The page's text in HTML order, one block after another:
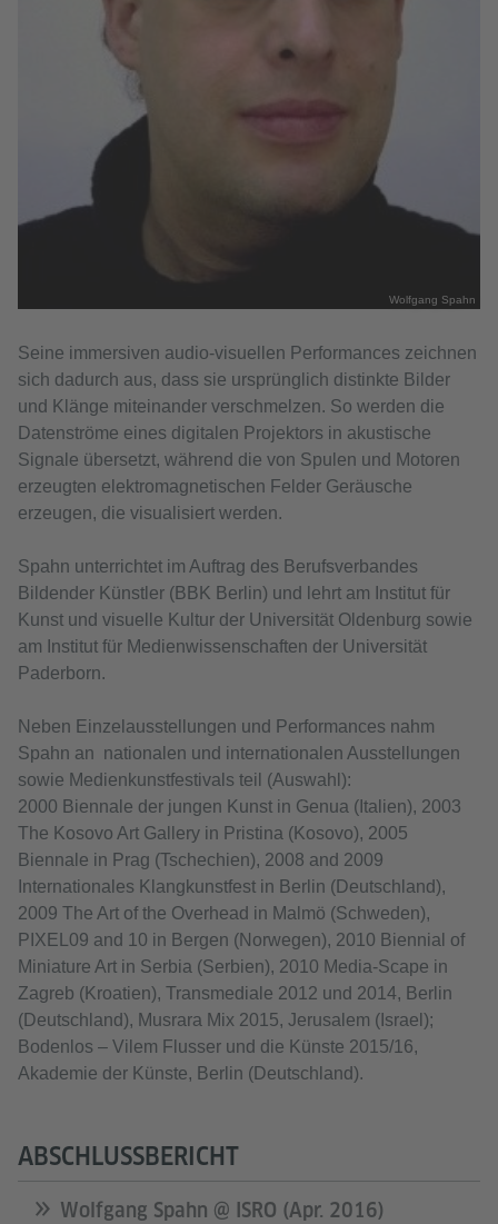
Wolfgang Spahn
Seine immersiven audio-visuellen Performances zeichnen
sich dadurch aus, dass sie ursprünglich distinkte Bilder
und Klänge miteinander verschmelzen. So werden die
Datenströme eines digitalen Projektors in akustische
Signale übersetzt, während die von Spulen und Motoren
erzeugten elektromagnetischen Felder Geräusche
erzeugen, die visualisiert werden.
Spahn unterrichtet im Auftrag des Berufsverbandes
Bildender Künstler (BBK Berlin) und lehrt am Institut für
Kunst und visuelle Kultur der Universität Oldenburg sowie
am Institut für Medienwissenschaften der Universität
Paderborn.
Neben Einzelausstellungen und Performances nahm
Spahn an nationalen und internationalen Ausstellungen
sowie Medienkunstfestivals teil (Auswahl):
2000 Biennale der jungen Kunst in Genua (Italien), 2003
The Kosovo Art Gallery in Pristina (Kosovo), 2005
Biennale in Prag (Tschechien), 2008 and 2009
Internationales Klangkunstfest in Berlin (Deutschland),
2009 The Art of the Overhead in Malmö (Schweden),
PIXEL09 and 10 in Bergen (Norwegen), 2010 Biennial of
Miniature Art in Serbia (Serbien), 2010 Media-Scape in
Zagreb (Kroatien), Transmediale 2012 und 2014, Berlin
(Deutschland), Musrara Mix 2015, Jerusalem (Israel);
Bodenlos – Vilem Flusser und die Künste 2015/16,
Akademie der Künste, Berlin (Deutschland).
ABSCHLUSSBERICHT
Wolfgang Spahn @ ISRO (Apr. 2016)